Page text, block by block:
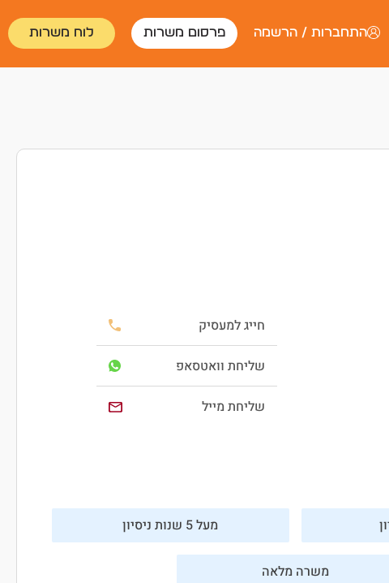
התחברות / הרשמה פרסום משרות לוח משרות
חייג למעסיק
שליחת וואטסאפ
שליחת מייל
מעל 5 שנות ניסיון
משרה מלאה